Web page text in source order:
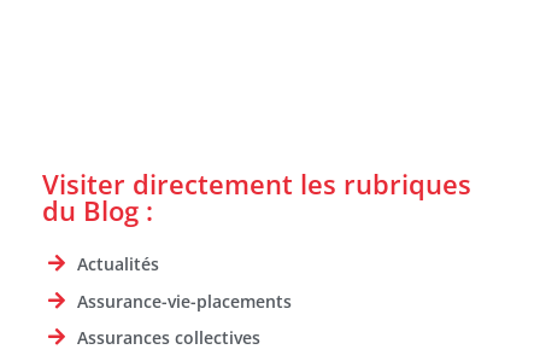
Visiter directement les rubriques
du Blog :
Actualités
Assurance-vie-placements
Assurances collectives